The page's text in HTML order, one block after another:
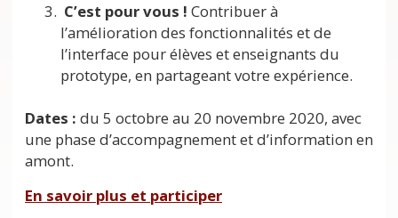
C’est pour vous ! Contribuer à
l’amélioration des fonctionnalités et de
l’interface pour élèves et enseignants du
prototype, en partageant votre expérience.
Dates : du 5 octobre au 20 novembre 2020, avec
une phase d’accompagnement et d’information en
amont.
En savoir plus et participer